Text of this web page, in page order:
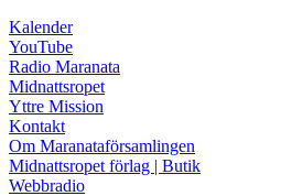
Kalender
YouTube
Radio Maranata
Midnattsropet
Yttre Mission
Kontakt
Om Maranataförsamlingen
Midnattsropet förlag | Butik
Webbradio